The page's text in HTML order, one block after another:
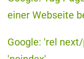
einer Webseite
Google: 'rel